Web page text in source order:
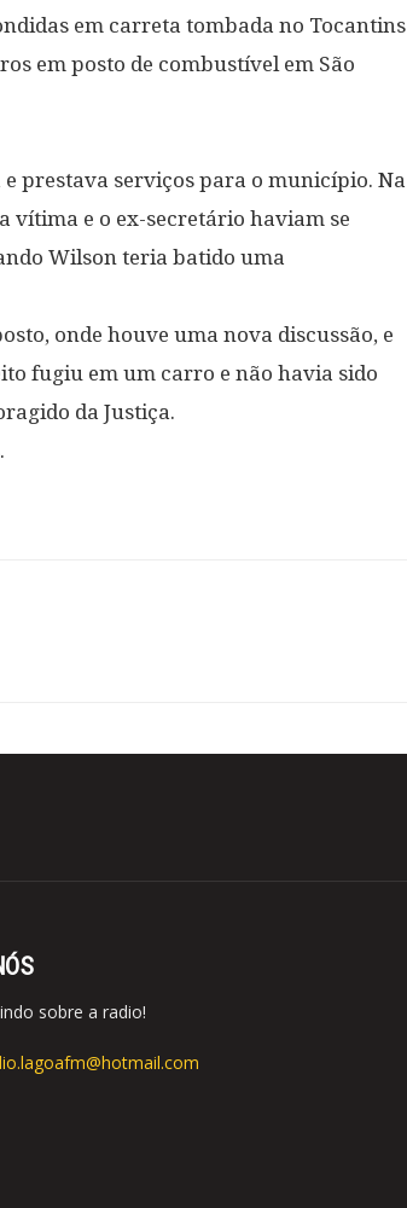
em carreta tombada no Tocantins
em posto de combustível em São
prestava serviços para o município. Na
vítima e o ex-secretário haviam se
Wilson teria batido uma
onde houve uma nova discussão, e
fugiu em um carro e não havia sido
da Justiça.
sobre a radio!